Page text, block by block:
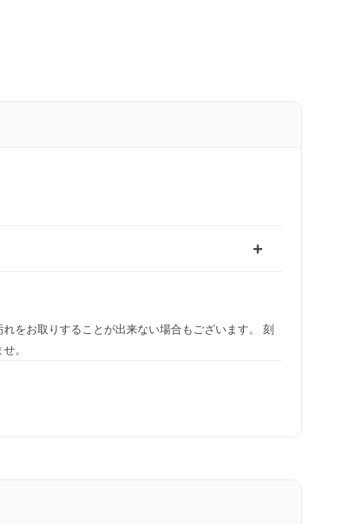
をお取りすることが出来ない場合もございます。 刻
。